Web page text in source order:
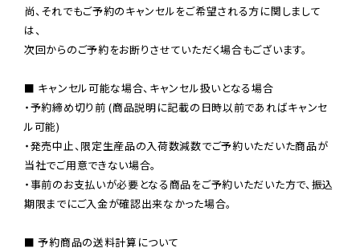
尚、それでもご予約のキャンセルをご希望される方に関しまして
は、
次回からのご予約をお断りさせていただく場合もございます。
■ キャンセル可能な場合、キャンセル扱いとなる場合
・予約締め切り前 (商品説明に記載の日時以前であればキャンセ
ル可能)
・発売中止、限定生産品の入荷数減数でご予約いただいた商品が
当社でご用意できない場合。
・事前のお支払いが必要となる商品をご予約いただいた方で、振込
期限までにご入金が確認出来なかった場合。
■ 予約商品の送料計算について